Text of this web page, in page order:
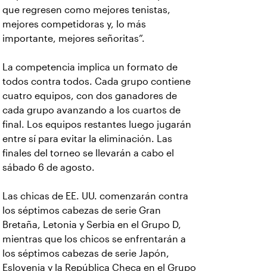
que regresen como mejores tenistas,
mejores competidoras y, lo más
importante, mejores señoritas”.
La competencia implica un formato de
todos contra todos. Cada grupo contiene
cuatro equipos, con dos ganadores de
cada grupo avanzando a los cuartos de
final. Los equipos restantes luego jugarán
entre sí para evitar la eliminación. Las
finales del torneo se llevarán a cabo el
sábado 6 de agosto.
Las chicas de EE. UU. comenzarán contra
los séptimos cabezas de serie Gran
Bretaña, Letonia y Serbia en el Grupo D,
mientras que los chicos se enfrentarán a
los séptimos cabezas de serie Japón,
Eslovenia y la República Checa en el Grupo